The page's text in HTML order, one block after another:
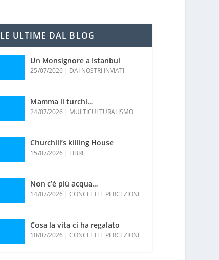
LE ULTIME DAL BLOG
Un Monsignore a Istanbul
25/07/2026| DAI NOSTRI INVIATI
Mamma li turchi…
24/07/2026| MULTICULTURALISMO
Churchill’s killing House
15/07/2026| LIBRI
Non c’é più acqua…
14/07/2026| CONCETTI E PERCEZIONI
Cosa la vita ci ha regalato
10/07/2026| CONCETTI E PERCEZIONI